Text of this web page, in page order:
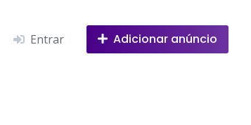
Entrar Adicionar anúncio